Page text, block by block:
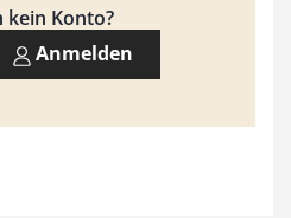
kein Konto?
Anmelden